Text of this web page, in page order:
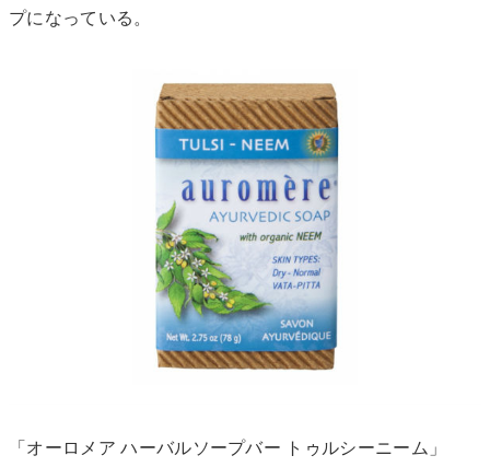
プになっている。
「オーロメア ハーバルソープバー トゥルシーニーム」